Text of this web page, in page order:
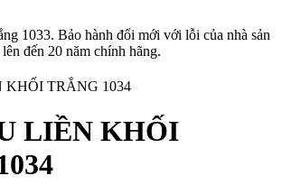
1033. Bảo hành đổi mới với lỗi của nhà sản
đến 20 năm chính hãng.
LIỀN KHỐI